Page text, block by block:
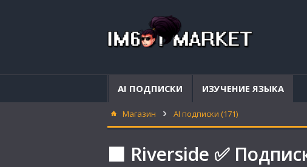
AI ПОДПИСКИ ИЗУЧЕНИЕ ЯЗЫКА
Магазин AI подписки (171)
⬛ Riverside ✅